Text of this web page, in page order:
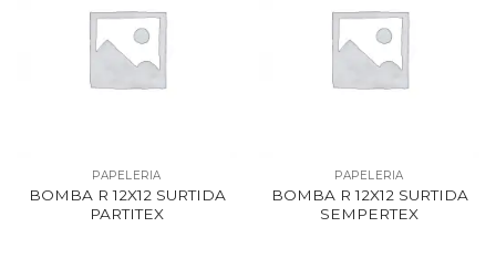
PAPELERIA
BOMBA R 12X12 SURTIDA
PARTITEX
PAPELERIA
BOMBA R 12X12 SURTIDA
SEMPERTEX